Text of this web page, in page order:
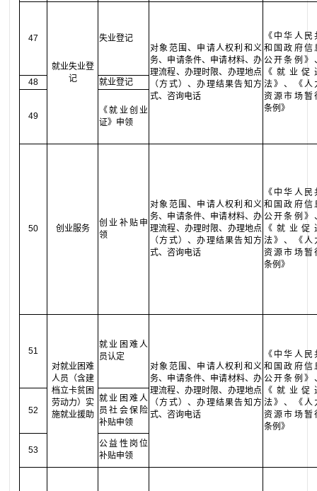
47
就业失业登
记
失业登记
对象范围、申请人权利和义
务、申请条件、申请材料、办
理流程、办理时限、办理地点
（方式）、办理结果告知方
式、咨询电话
《中华人民
和国政府信
公开条例》
《就业促
法》、《人
资源市场暂
条例》
48 就业登记
49
《就业创业
证》申领
50 创业服务
创业补贴申
领
对象范围、申请人权利和义
务、申请条件、申请材料、办
理流程、办理时限、办理地点
（方式）、办理结果告知方
式、咨询电话
《中华人民
和国政府信
公开条例》
《就业促
法》、《人
资源市场暂
条例》
51
对就业困难
人员（含建
档立卡贫困
劳动力）实
施就业援助
就业困难人
员认定
对象范围、申请人权利和义
务、申请条件、申请材料、办
理流程、办理时限、办理地点
（方式）、办理结果告知方
式、咨询电话
《中华人民
和国政府信
公开条例》
《就业促
法》、《人
资源市场暂
条例》
52
就业困难人
员社会保险
补贴申领
53
公益性岗位
补贴申领